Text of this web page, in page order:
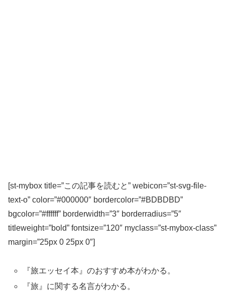
[st-mybox title=”この記事を読むと” webicon=”st-svg-file-
text-o” color=”#000000″ bordercolor=”#BDBDBD”
bgcolor=”#ffffff” borderwidth=”3″ borderradius=”5″
titleweight=”bold” fontsize=”120″ myclass=”st-mybox-class”
margin=”25px 0 25px 0″]
『旅エッセイ本』のおすすめ本がわかる。
『旅』に関する名言がわかる。